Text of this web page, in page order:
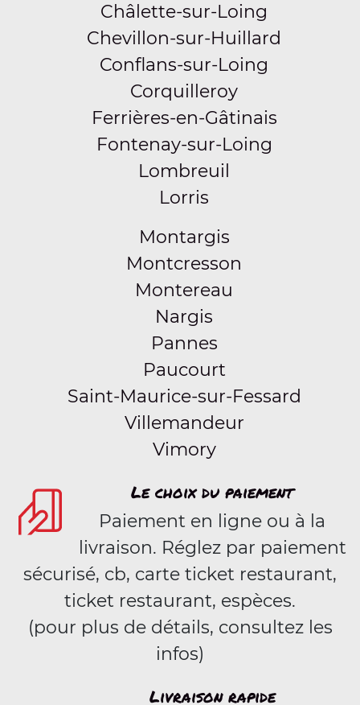
Châlette-sur-Loing
Chevillon-sur-Huillard
Conflans-sur-Loing
Corquilleroy
Ferrières-en-Gâtinais
Fontenay-sur-Loing
Lombreuil
Lorris
Montargis
Montcresson
Montereau
Nargis
Pannes
Paucourt
Saint-Maurice-sur-Fessard
Villemandeur
Vimory
Le choix du paiement
Paiement en ligne ou à la
livraison. Réglez par paiement
sécurisé, cb, carte ticket restaurant,
ticket restaurant, espèces.
(pour plus de détails, consultez les
infos)
Livraison rapide